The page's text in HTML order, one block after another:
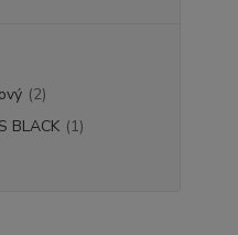
(2)
BLACK (1)